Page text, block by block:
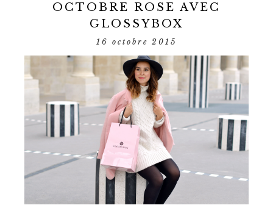
OCTOBRE ROSE AVEC
GLOSSYBOX
16 octobre 2015